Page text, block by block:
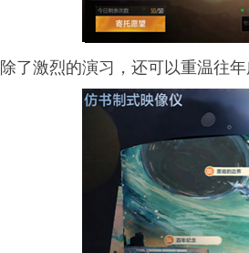
除了激烈的演习，还可以重温往